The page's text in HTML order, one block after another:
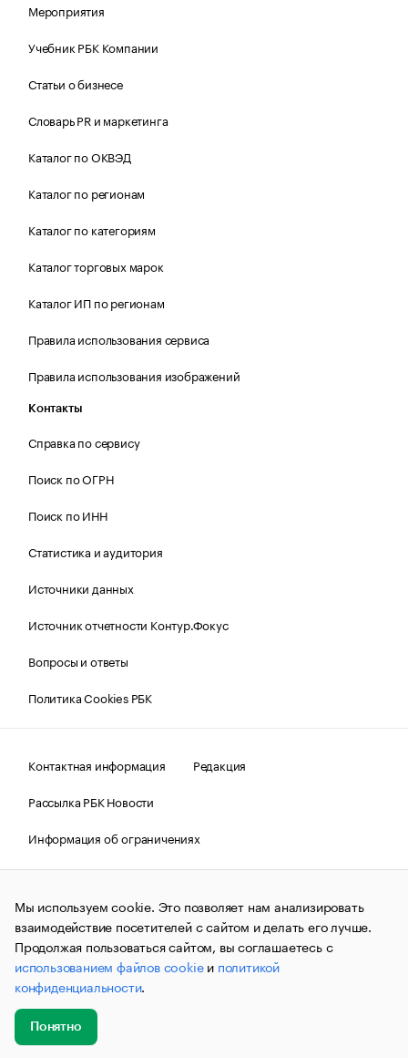
Мероприятия
Учебник РБК Компании
Статьи о бизнесе
Словарь PR и маркетинга
Каталог по ОКВЭД
Каталог по регионам
Каталог по категориям
Каталог торговых марок
Каталог ИП по регионам
Правила использования сервиса
Правила использования изображений
Контакты
Справка по сервису
Поиск по ОГРН
Поиск по ИНН
Статистика и аудитория
Источники данных
Источник отчетности Контур.Фокус
Вопросы и ответы
Политика Cookies РБК
Контактная информация
Редакция
Рассылка РБК Новости
Информация об ограничениях
Правовая информация
О соблюдении авторских прав
© АО «РОСБИЗНЕСКОНСАЛТИНГ»,1995–2026.Сообщения
и материалы информационного агентства «РБК»
(зарегистрировано Федеральной службой по надзору в сфере
связи, информационных технологий и массовых
коммуникаций (Роскомнадзор) 09.12.2015 за номером ИА
№ФС77-63848) сопровождаются пометкой «РБК». Отдельные
публикации могут содержать информацию,
не предназначенную для пользователей
до 18 лет.
Мы используем cookie. Это позволяет нам анализировать
взаимодействие посетителей с сайтом и делать его лучше.
Продолжая пользоваться сайтом, вы соглашаетесь с
использованием файлов cookieи политикой
конфиденциальности.
Понятно